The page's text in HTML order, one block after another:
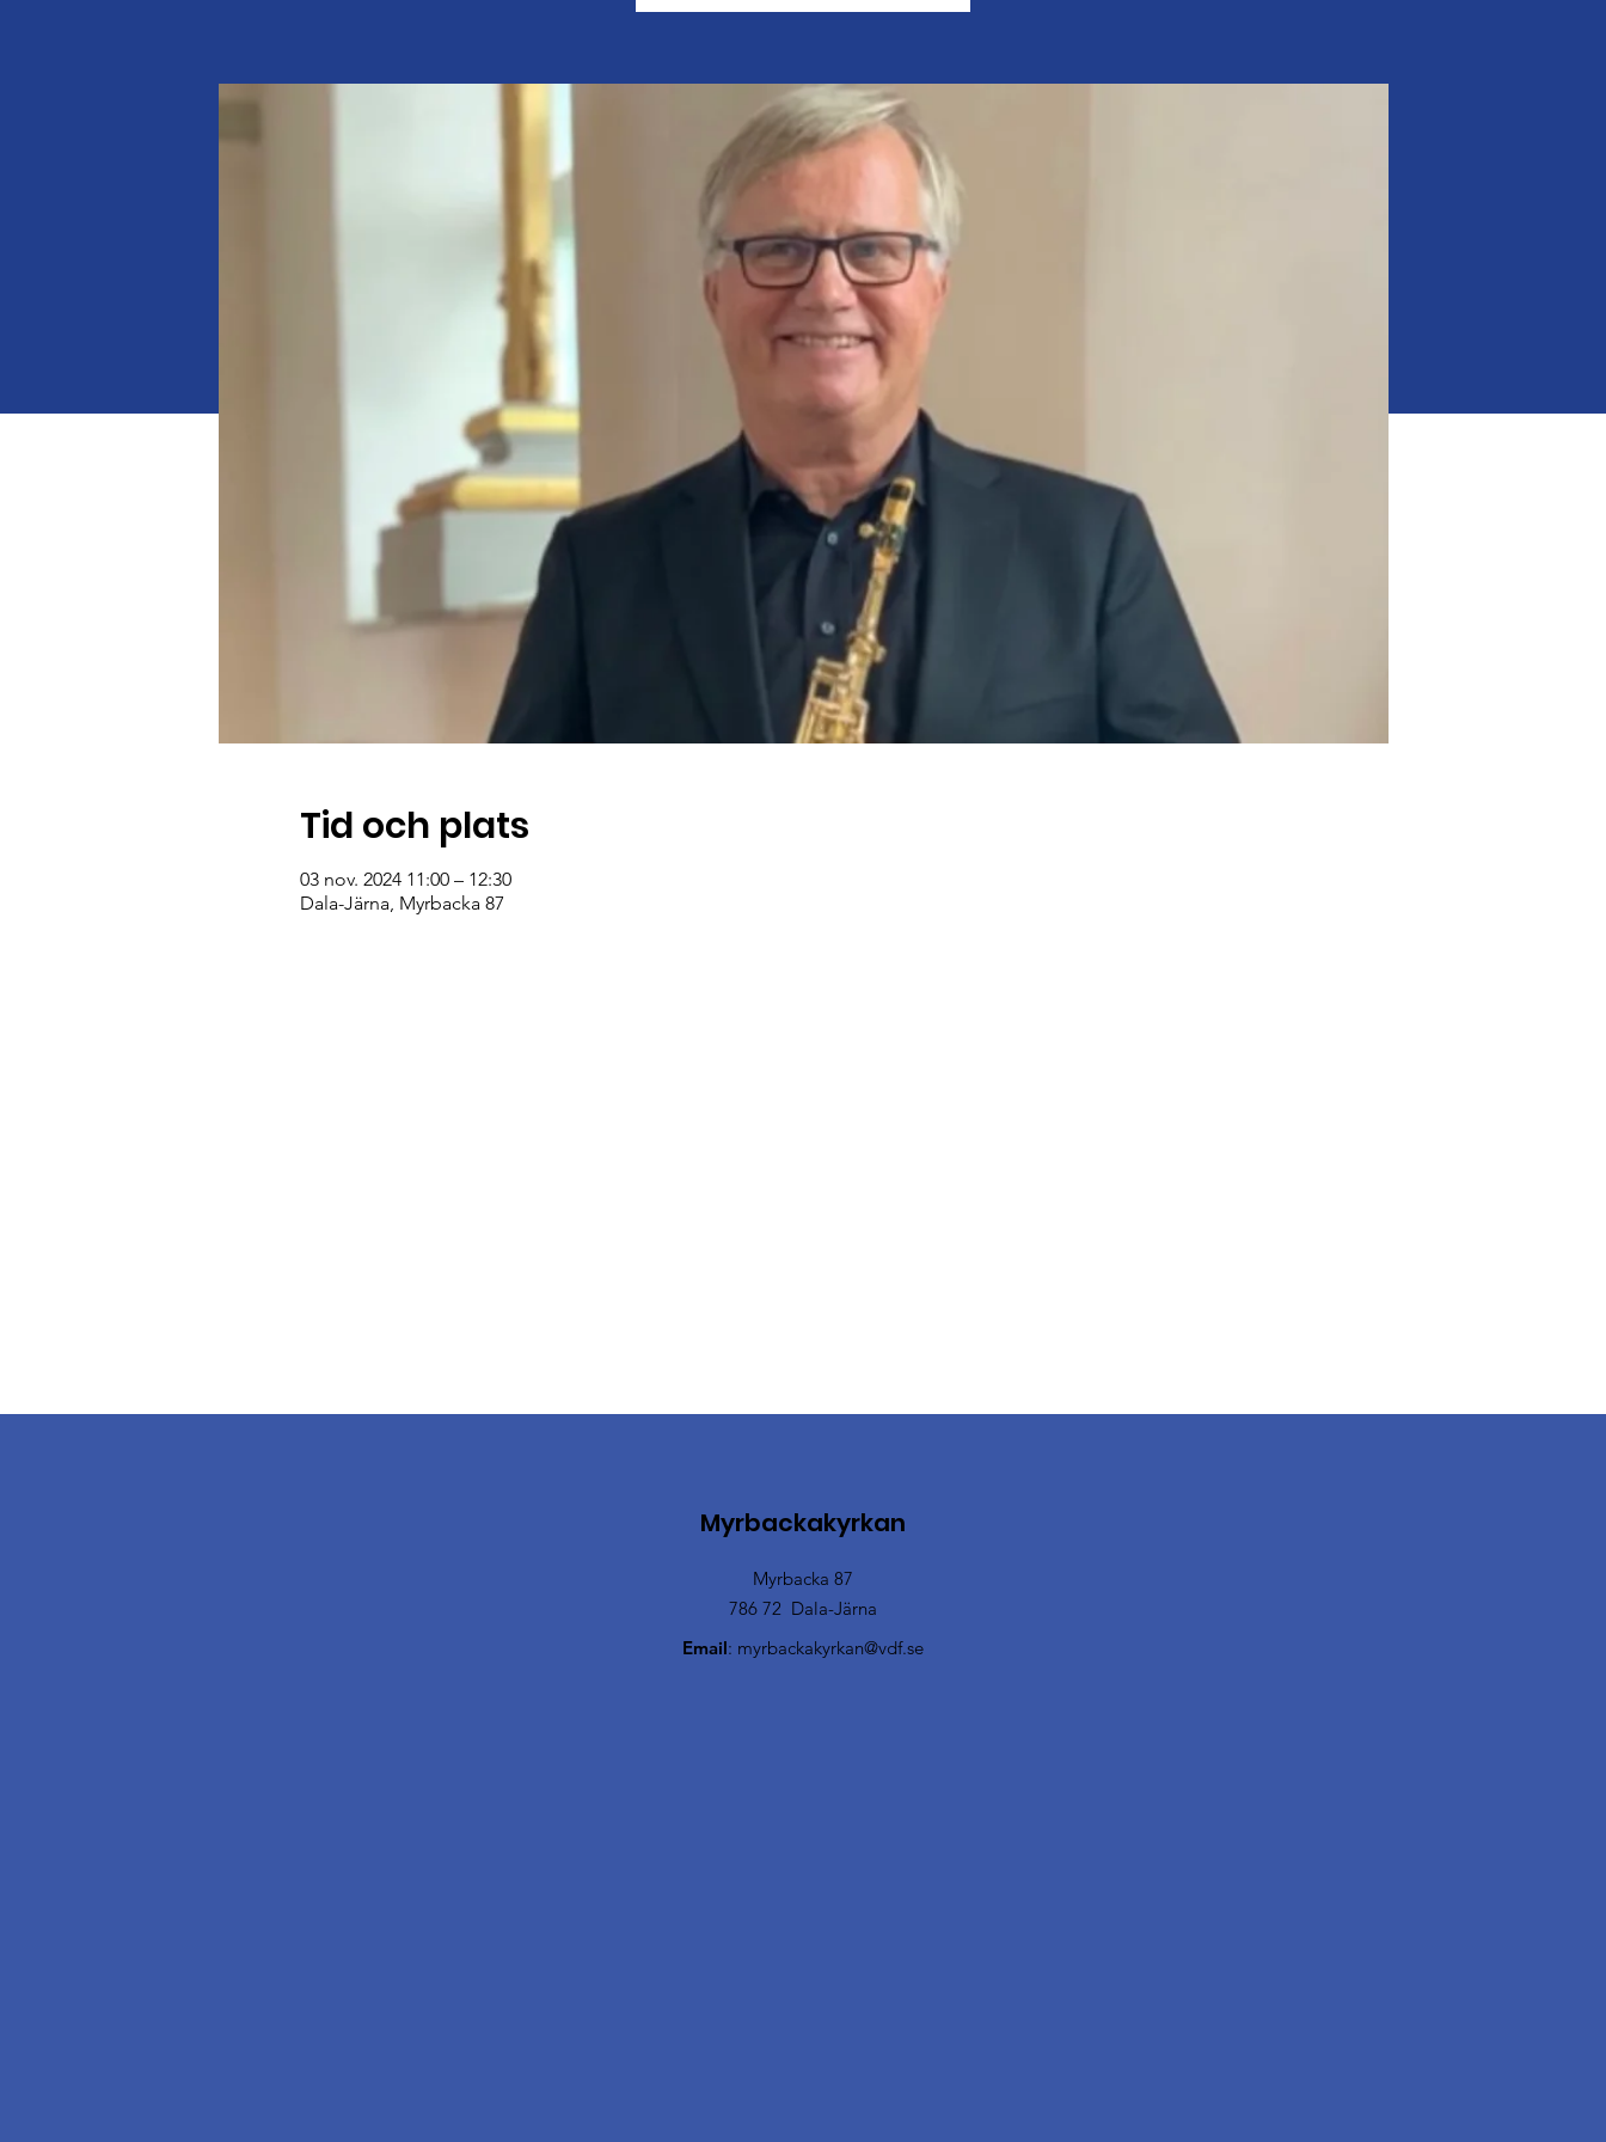
Tid och plats
03 nov. 2024 11:00 – 12:30
Dala-Järna, Myrbacka 87
Myrbackakyrkan
Email: myrbackakyrkan@vdf.se
Myrbacka 87
786 72 Dala-Järna